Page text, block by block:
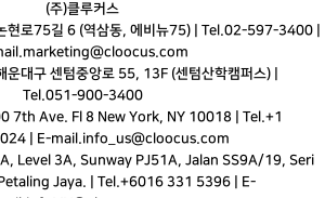
(주)클루커스
현로75길 6 (역삼동, 에비뉴75) | Tel.02-597-3400
marketing@cloocus.com
운대구 센텀중앙로 55, 13F (센텀산학캠퍼스) |
Tel.051-900-3400
7th Ave. Fl 8 New York, NY 10018 | Tel.+1
| E-mail.info_us@cloocus.com
Level 3A, Sunway PJ51A, Jalan SS9A/19, Seri
Jaya. | Tel.+6016 331 5396 | E-